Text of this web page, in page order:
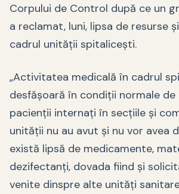
Corpului de Control după ce un
a reclamat, luni, lipsa de resurse
cadrul unității spitalicești.
„Activitatea medicală în cadrul
desfășoară în condiții normale de
pacienții internați în secțiile și
unității nu au avut și nu vor avea
există lipsă de medicamente,
dezifectanți, dovada fiind și
venite dinspre alte unități